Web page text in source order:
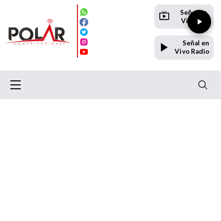
Señal en
Vivo TV
Señal en
Vivo Radio